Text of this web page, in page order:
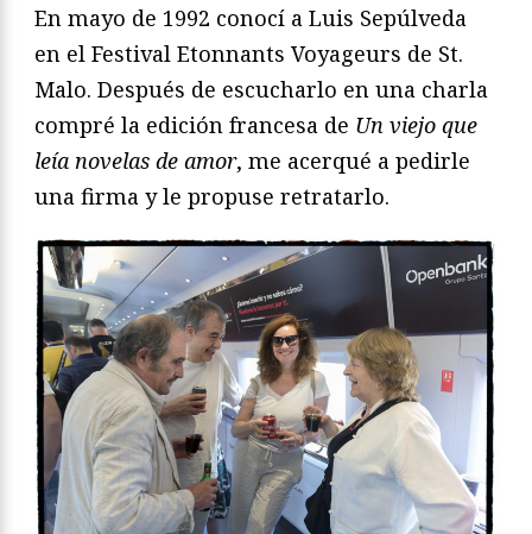
En mayo de 1992 conocí a Luis Sepúlveda
en el Festival Etonnants Voyageurs de St.
Malo. Después de escucharlo en una charla
compré la edición francesa de Un viejo que
leía novelas de amor, me acerqué a pedirle
una firma y le propuse retratarlo.